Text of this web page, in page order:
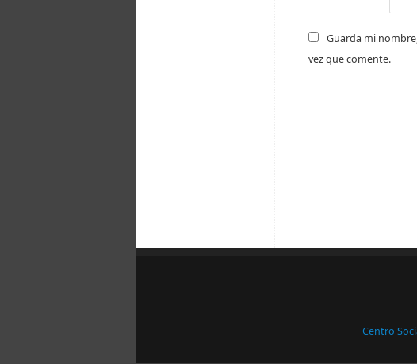
Guarda mi
vez que comente.
Asociación
y Nacional
Foto
Centro